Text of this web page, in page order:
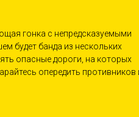
гонка с непредсказуемыми
будет банда из нескольких
опасные дороги, на которых
опередить противников